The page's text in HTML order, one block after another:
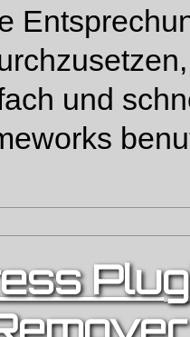
und